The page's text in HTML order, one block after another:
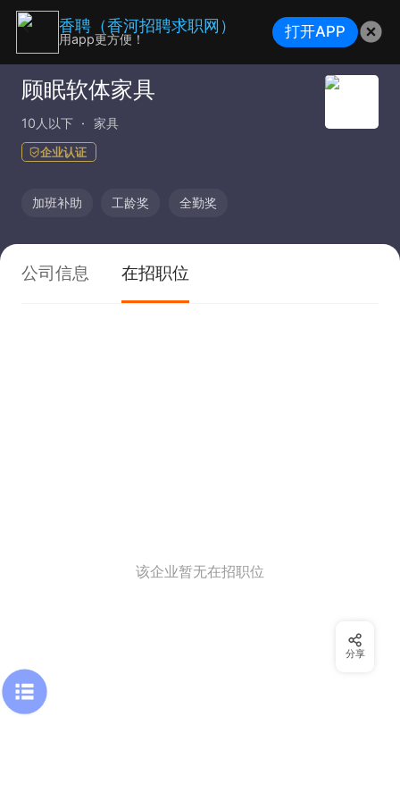
顾眠软体家具
10人以下 家具
企业认证
加班补助 工龄奖 全勤奖
公司信息 在招职位
该企业暂无在招职位
分享
香聘（香河招聘求职网）
用app更方便！ 打开APP